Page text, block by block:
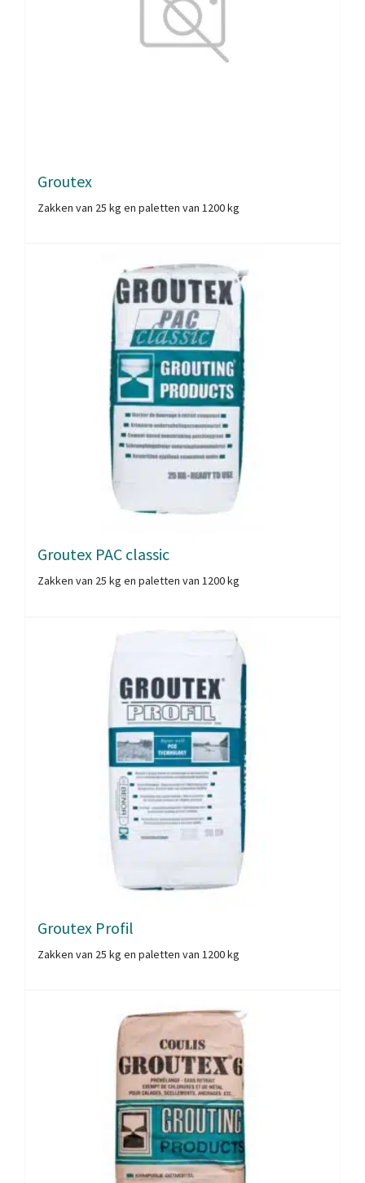
Groutex
Zakken van 25 kg en paletten van 1200 kg
Groutex PAC classic
Zakken van 25 kg en paletten van 1200 kg
Groutex Profil
Zakken van 25 kg en paletten van 1200 kg